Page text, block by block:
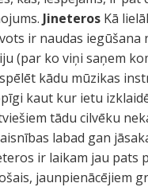
Jineteros Kā
ir naudas
(par ko viņi saņem
kādu mūzikas
kaut kur ietu
tādu cilvēku
labad gan
ir laikam jau
jaunpienācējiem